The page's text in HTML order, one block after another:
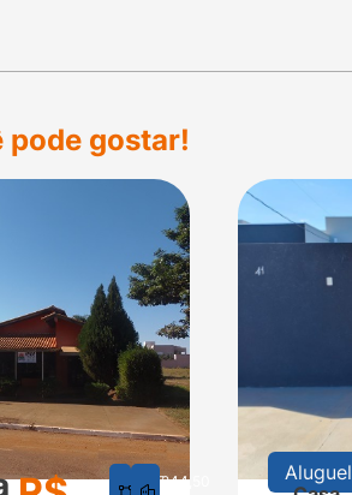
pode gostar!
625244,50
Aluguel